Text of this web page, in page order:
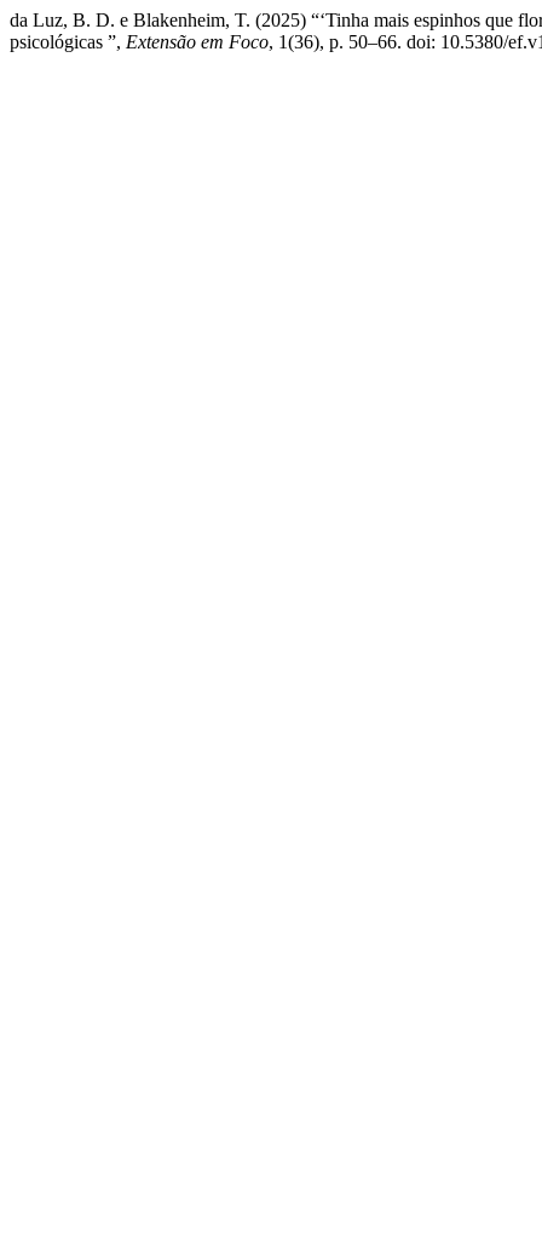
da Luz, B. D. e Blakenheim, T. (2025) “‘Tinha mais espinhos que
psicológicas ”, Extensão em Foco, 1(36), p. 50–66. doi: 10.5380/